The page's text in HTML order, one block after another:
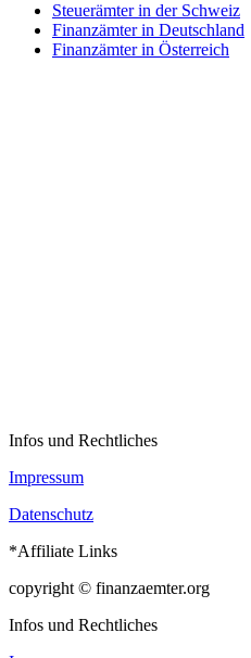
Steuerämter in der Schweiz
Finanzämter in Deutschland
Finanzämter in Österreich
Infos und Rechtliches
Impressum
Datenschutz
*Affiliate Links
copyright © finanzaemter.org
Infos und Rechtliches